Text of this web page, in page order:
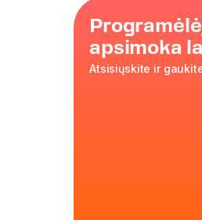
apsimoka
Atsisiųskite ir